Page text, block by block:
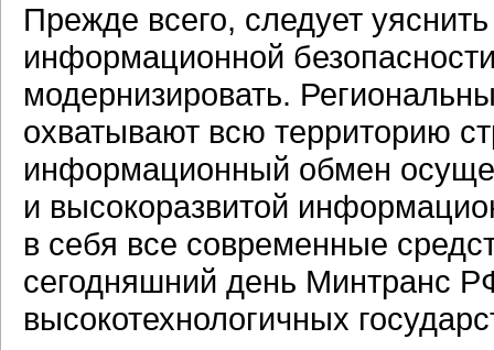
Прежде всего, следует
информационной
модернизировать.
охватывают всю территорию
информационный обмен
и высокоразвитой
в себя все современные
сегодняшний день Минтранс
высокотехнологичных